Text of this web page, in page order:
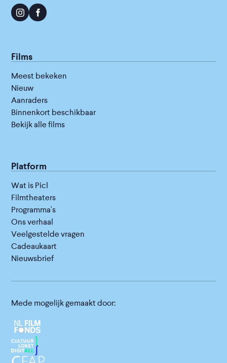
Films
Meest bekeken
Nieuw
Aanraders
Binnenkort beschikbaar
Bekijk alle films
Platform
Wat is Picl
Filmtheaters
Programma's
Ons verhaal
Veelgestelde vragen
Cadeaukaart
Nieuwsbrief
Mede mogelijk gemaakt door: